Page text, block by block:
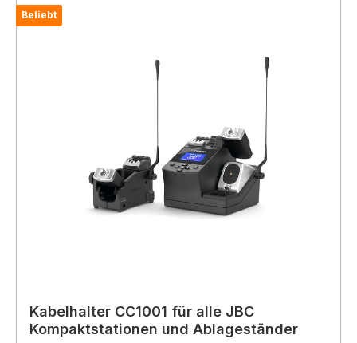
Beliebt
Kabelhalter CC1001 für alle JBC
Kompaktstationen und Ablageständer